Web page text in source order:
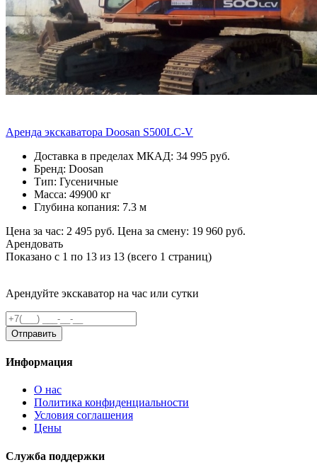
Аренда экскаватора Doosan S500LC-V
Доставка в пределах МКАД: 34 995 руб.
Бренд: Doosan
Тип: Гусеничные
Масса: 49900 кг
Глубина копания: 7.3 м
Цена за час: 2 495 руб. Цена за смену: 19 960 руб.
Арендовать
Показано с 1 по 13 из 13 (всего 1 страниц)
Арендуйте экскаватор на час или сутки
Отправить
Информация
О нас
Политика конфиденциальности
Условия соглашения
Цены
Служба поддержки